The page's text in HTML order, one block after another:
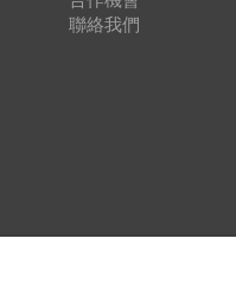
聯絡我們